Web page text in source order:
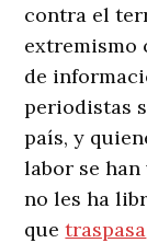
contra el
extremismo
de
periodistas
país, y
labor se
no les ha
quetraspasa